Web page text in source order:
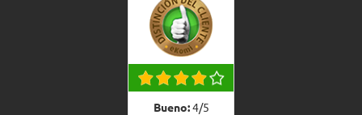
Bueno:4/5